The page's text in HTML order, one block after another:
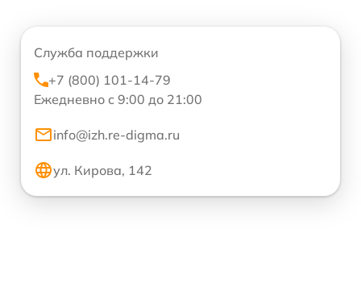
Служба поддержки
+7 (800) 101-14-79
Ежедневно с 9:00 до 21:00
info@izh.re-digma.ru
ул. Кирова, 142